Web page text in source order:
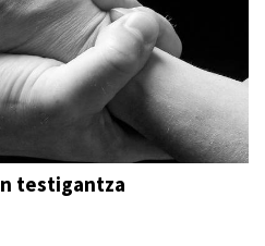
testigantza